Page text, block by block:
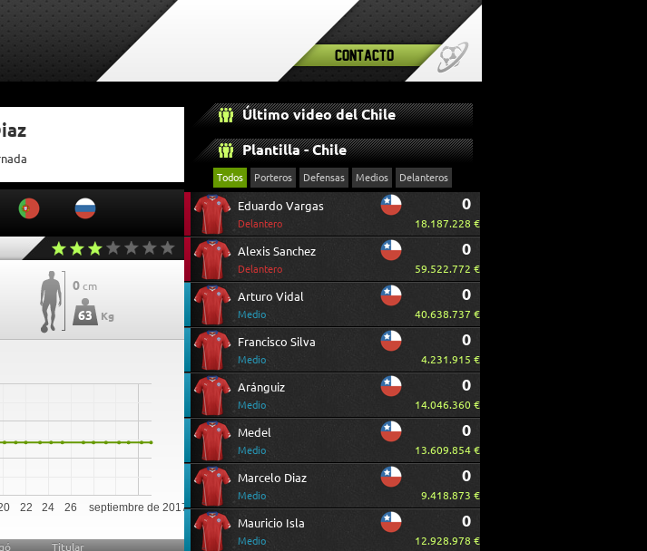
Contacto
0 cm
63 Kg
septiembre de 2017
22 24 26
Titular
Último video del Chile
Plantilla - Chile
Todos Porteros Defensas Medios Delanteros
Eduardo Vargas
Delantero
0
18.187.228 €
Alexis Sanchez
Delantero
0
59.522.772 €
Arturo Vidal
Medio
0
40.638.737 €
Francisco Silva
Medio
0
4.231.915 €
Aránguiz
Medio
0
14.046.360 €
Medel
Medio
0
13.609.854 €
Marcelo Diaz
Medio
0
9.418.873 €
Mauricio Isla
Medio
0
12.928.978 €